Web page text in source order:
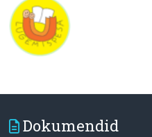
Dokumendid